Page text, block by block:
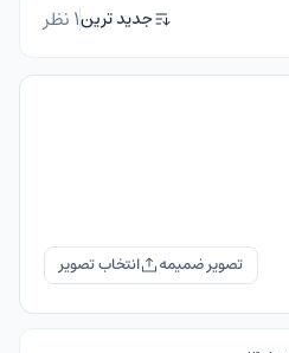
جدید ترین1 نظر
تصویر ضمیمه